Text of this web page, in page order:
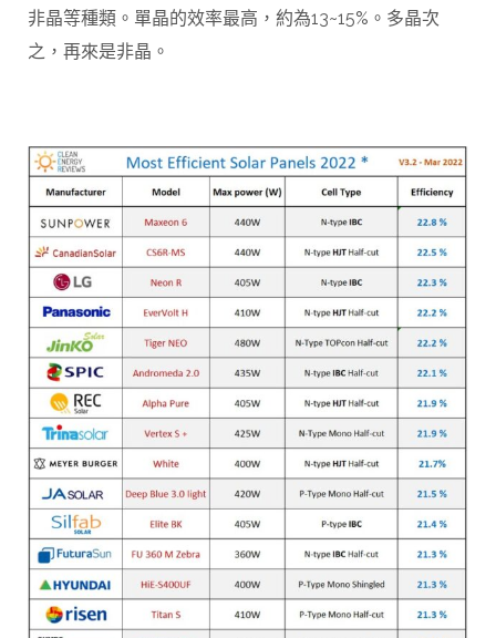
非晶等種類。單晶的效率最高，約為13~15%。多晶次
之，再來是非晶。